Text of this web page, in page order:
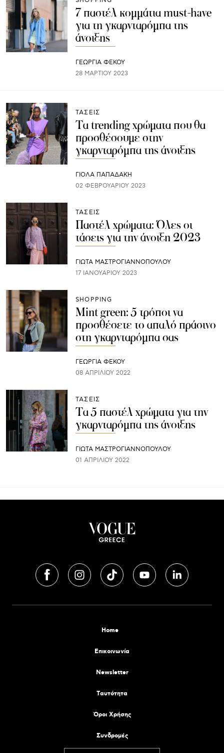
7 παστέλ κομμάτια must-have
για τη γκαρνταρόμπα της
άνοιξης
ΓΕΩΡΓΙΑ ΦΕΚΟΥ
28 ΜΑΡΤΊΟΥ 2023
ΤΑΣΕΙΣ
Τα trending χρώματα που θα
προσθέσουμε στην
γκαρνταρόμπα της άνοιξης
ΓΙΌΛΑ ΠΑΠΑΔΆΚΗ
02 ΦΕΒΡΟΥΑΡΊΟΥ 2023
ΤΑΣΕΙΣ
Παστέλ χρώματα: Όλες οι
τάσεις για την άνοιξη 2023
ΓΙΩΤΑ ΜΑΣΤΡΟΓΙΑΝΝΟΠΟΥΛΟΥ
17 ΙΑΝΟΥΑΡΊΟΥ 2023
SHOPPING
Mint green: 5 τρόποι να
προσθέσετε το απαλό πράσινο
στη γκαρνταρόμπα σας
ΓΕΩΡΓΙΑ ΦΕΚΟΥ
08 ΑΠΡΙΛΊΟΥ 2022
ΤΑΣΕΙΣ
Τα 5 παστέλ χρώματα για την
γκαρνταρόμπα της άνοιξης
ΓΙΩΤΑ ΜΑΣΤΡΟΓΙΑΝΝΟΠΟΥΛΟΥ
01 ΑΠΡΙΛΊΟΥ 2022
Home
Επικοινωνία
Newsletter
Tαυτότητα
Όροι Χρήσης
Συνδρομές